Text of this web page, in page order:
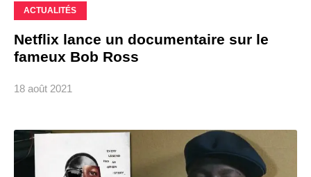
ACTUALITÉS
Netflix lance un documentaire sur le
fameux Bob Ross
18 août 2021